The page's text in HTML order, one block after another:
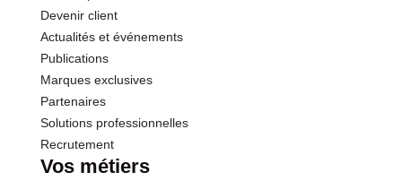
Sel
Devenir client
Actualités et événements
Publications
Marques exclusives
Partenaires
Solutions professionnelles
Recrutement
Vos métiers